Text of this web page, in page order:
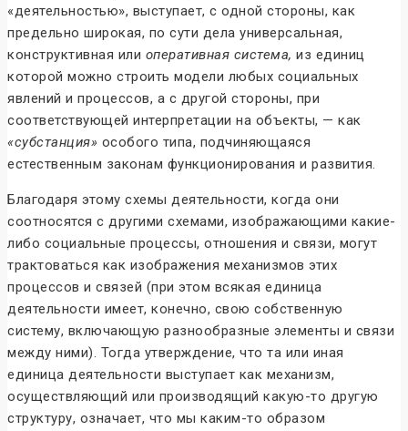
«деятельностью», выступает, с одной стороны, как
предельно широкая, по сути дела универсальная,
конструктивная или оперативная система, из единиц
которой можно строить модели любых социальных
явлений и процессов, а с другой стороны, при
соответствующей интерпретации на объекты, — как
«субстанция» особого типа, подчиняющаяся
естественным законам функционирования и развития.
Благодаря этому схемы деятельности, когда они
соотносятся с другими схемами, изображающими какие-
либо социальные процессы, отношения и связи, могут
трактоваться как изображения механизмов этих
процессов и связей (при этом всякая единица
деятельности имеет, конечно, свою собственную
систему, включающую разнообразные элементы и связи
между ними). Тогда утверждение, что та или иная
единица деятельности выступает как механизм,
осуществляющий или производящий какую-то другую
структуру, означает, что мы каким-то образом